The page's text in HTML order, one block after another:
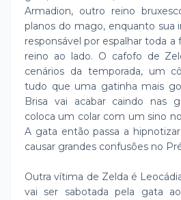
Armadion, outro reino
planos do mago, enquanto sua
responsável por espalhar toda
reino ao lado. O cafofo de
cenários da temporada, um
tudo que uma gatinha mais
Brisa vai acabar caindo nas
coloca um colar com um sino
A gata então passa a
causar grandes confusões no
Outra vítima de Zelda é
vai ser sabotada pela gata